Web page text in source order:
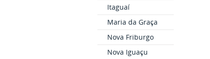
Itaguaí
Maria da Graça
Nova Friburgo
Nova Iguaçu